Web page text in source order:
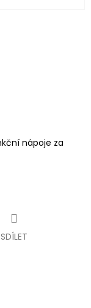
nápoje za
SDÍLET